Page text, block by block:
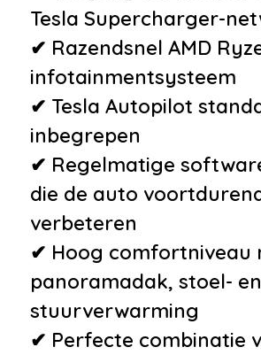
Tesla Supercharger-
✔ Razendsnel AMD
infotainmentsysteem
✔ Tesla Autopilot
inbegrepen
✔ Regelmatige
die de auto
verbeteren
✔ Hoog comfortniveau
panoramadak, stoel- en
stuurverwarming
✔ Perfecte combinatie